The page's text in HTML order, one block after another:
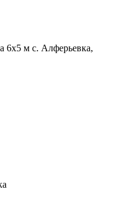
6х5 м с. Алферьевка,